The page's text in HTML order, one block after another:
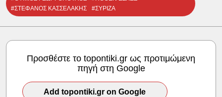
#ΣΤΕΦΑΝΟΣ ΚΑΣΣΕΛΑΚΗΣ
#ΣΥΡΙΖΑ
Προσθέστε το topontiki.gr ως προτιμώμενη
πηγή στη Google
Add topontiki.gr on Google